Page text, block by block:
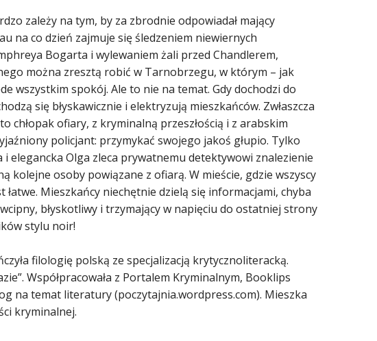
zależy na tym, by za zbrodnie odpowiadał mający
na co dzień zajmuje się śledzeniem niewiernych
Bogarta i wylewaniem żali przed Chandlerem,
można zresztą robić w Tarnobrzegu, w którym – jak
wszystkim spokój. Ale to nie na temat. Gdy dochodzi do
się błyskawicznie i elektryzują mieszkańców. Zwłaszcza
chłopak ofiary, z kryminalną przeszłością i z arabskim
policjant: przymykać swojego jakoś głupio. Tylko
elegancka Olga zleca prywatnemu detektywowi znalezienie
kolejne osoby powiązane z ofiarą. W mieście, gdzie wszyscy
Mieszkańcy niechętnie dzielą się informacjami, chyba
błyskotliwy i trzymający w napięciu do ostatniej strony
stylu noir!
filologię polską ze specjalizacją krytycznoliteracką.
Współpracowała z Portalem Kryminalnym, Booklips
na temat literatury (poczytajnia.wordpress.com). Mieszka
kryminalnej.